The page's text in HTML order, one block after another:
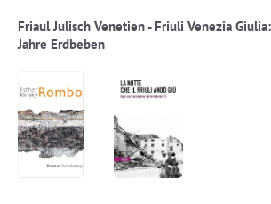
Friaul Julisch Venetien - Friuli Venezia
Jahre Erdbeben